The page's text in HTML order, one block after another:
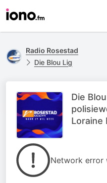
Radio Rosestad
Die Blou Lig
Die
Loraine
Network error